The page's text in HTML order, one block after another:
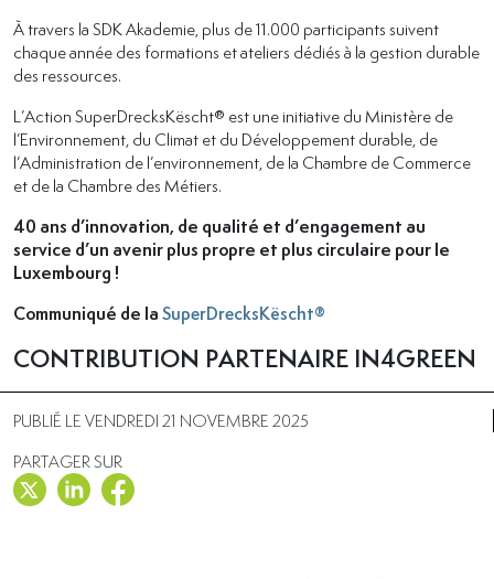
À travers la SDK Akademie, plus de 11.000 participants suivent
chaque année des formations et ateliers dédiés à la gestion durable
des ressources.
L’Action SuperDrecksKëscht® est une initiative du Ministère de
l’Environnement, du Climat et du Développement durable, de
l’Administration de l’environnement, de la Chambre de Commerce
et de la Chambre des Métiers.
40 ans d’innovation, de qualité et d’engagement au
service d’un avenir plus propre et plus circulaire pour le
Luxembourg !
Communiqué de laSuperDrecksKëscht®
CONTRIBUTION PARTENAIRE IN4GREEN
PUBLIÉ LE VENDREDI 21 NOVEMBRE 2025
PARTAGER SUR